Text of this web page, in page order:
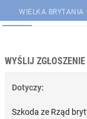
WIELKA BRYTANIA
WYŚLIJ
Dotyczy:
Szkoda ze Rząd